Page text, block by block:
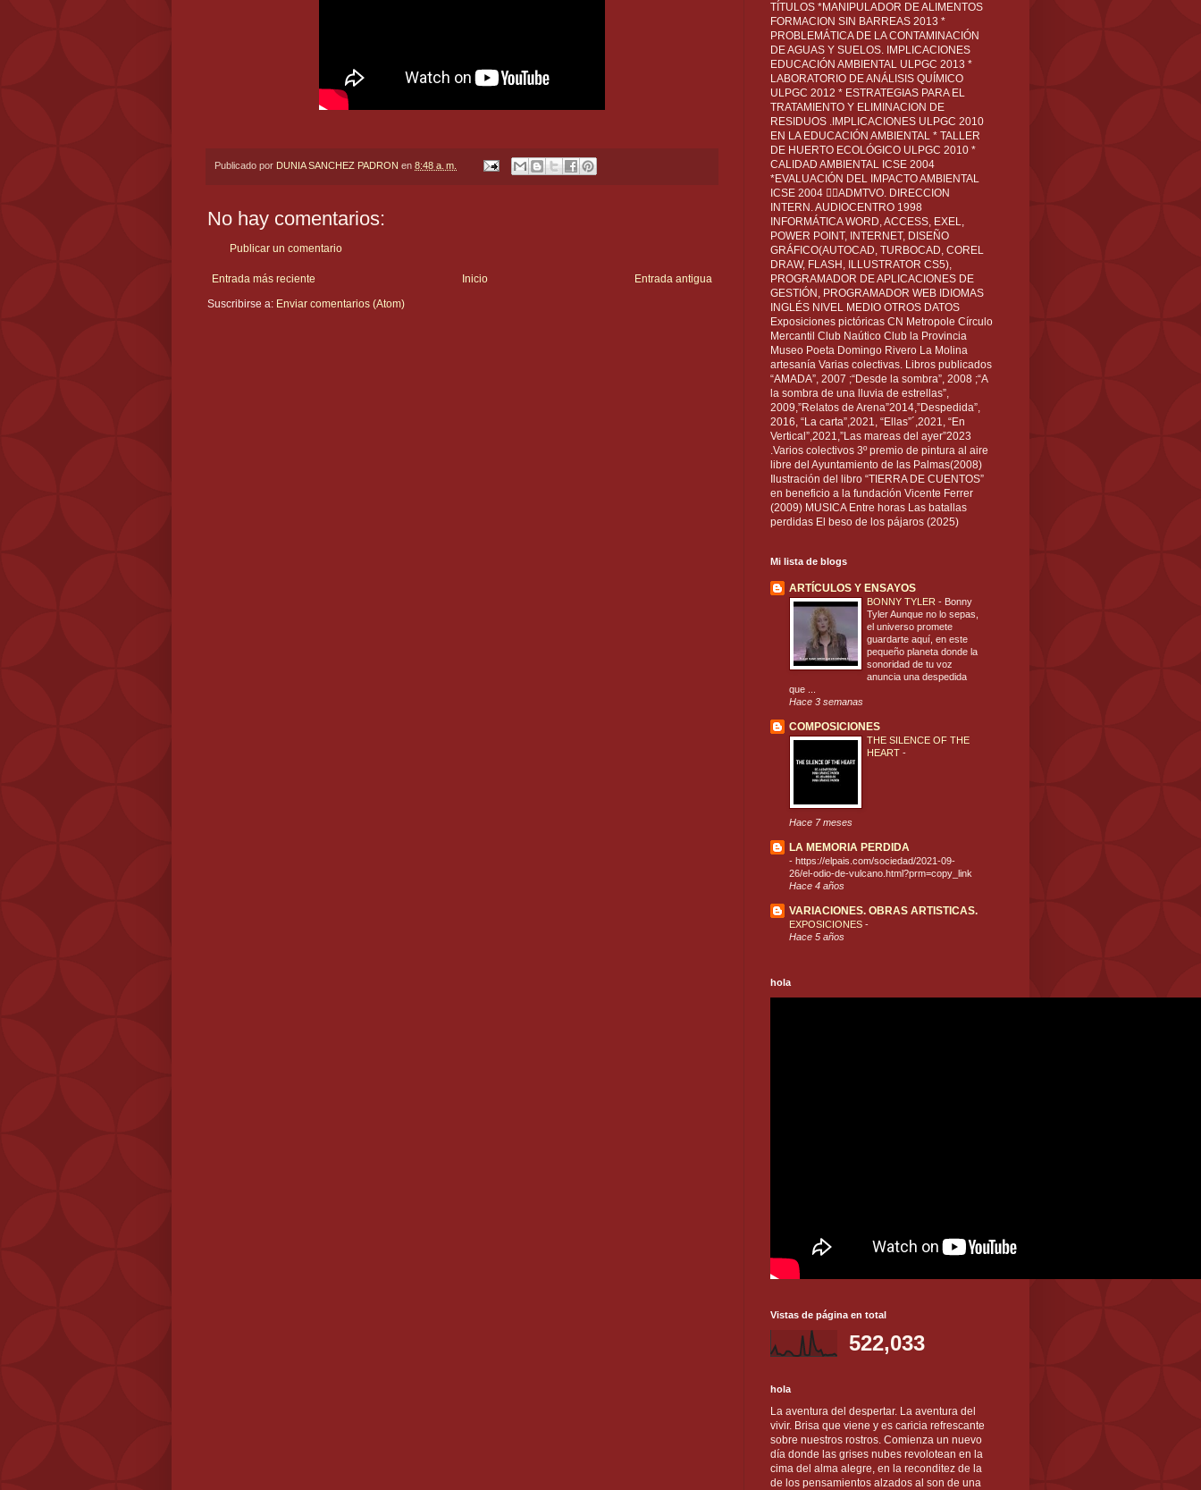
Publicado por DUNIA SANCHEZ PADRON en 8:48 a. m.
No hay comentarios:
Publicar un comentario
Entrada más reciente Entrada antigua
Inicio
Suscribirse a: Enviar comentarios (Atom)
TÍTULOS *MANIPULADOR DE ALIMENTOS
FORMACION SIN BARREAS 2013 *
PROBLEMÁTICA DE LA CONTAMINACIÓN
DE AGUAS Y SUELOS. IMPLICACIONES
EDUCACIÓN AMBIENTAL ULPGC 2013 *
LABORATORIO DE ANÁLISIS QUÍMICO
ULPGC 2012 * ESTRATEGIAS PARA EL
TRATAMIENTO Y ELIMINACION DE
RESIDUOS .IMPLICACIONES ULPGC 2010
EN LA EDUCACIÓN AMBIENTAL * TALLER
DE HUERTO ECOLÓGICO ULPGC 2010 *
CALIDAD AMBIENTAL ICSE 2004
*EVALUACIÓN DEL IMPACTO AMBIENTAL
ICSE 2004 ADMTVO. DIRECCION
INTERN. AUDIOCENTRO 1998
INFORMÁTICA WORD, ACCESS, EXEL,
POWER POINT, INTERNET, DISEÑO
GRÁFICO(AUTOCAD, TURBOCAD, COREL
DRAW, FLASH, ILLUSTRATOR CS5),
PROGRAMADOR DE APLICACIONES DE
GESTIÓN, PROGRAMADOR WEB IDIOMAS
INGLÉS NIVEL MEDIO OTROS DATOS
Exposiciones pictóricas CN Metropole Círculo
Mercantil Club Naútico Club la Provincia
Museo Poeta Domingo Rivero La Molina
artesanía Varias colectivas. Libros publicados
“AMADA”, 2007 ;“Desde la sombra”, 2008 ;“A
la sombra de una lluvia de estrellas”,
2009,”Relatos de Arena”2014,”Despedida”,
2016, “La carta”,2021, “Ellas”´,2021, “En
Vertical”,2021,”Las mareas del ayer”2023
.Varios colectivos 3º premio de pintura al aire
libre del Ayuntamiento de las Palmas(2008)
Ilustración del libro “TIERRA DE CUENTOS”
en beneficio a la fundación Vicente Ferrer
(2009) MUSICA Entre horas Las batallas
perdidas El beso de los pájaros (2025)
Mi lista de blogs
ARTÍCULOS Y ENSAYOS
BONNY TYLER - Bonny
Tyler Aunque no lo sepas,
el universo promete
guardarte aquí, en este
pequeño planeta donde la
sonoridad de tu voz
anuncia una despedida
que ...
Hace 3 semanas
COMPOSICIONES
THE SILENCE OF THE
HEART -
Hace 7 meses
LA MEMORIA PERDIDA
- https://elpais.com/sociedad/2021-09-
26/el-odio-de-vulcano.html?prm=copy_link
Hace 4 años
VARIACIONES. OBRAS ARTISTICAS.
EXPOSICIONES -
Hace 5 años
hola
Vistas de página en total
522,033
hola
La aventura del despertar. La aventura del
vivir. Brisa que viene y es caricia refrescante
sobre nuestros rostros. Comienza un nuevo
día donde las grises nubes revolotean en la
cima del alma alegre, en la reconditez de la
de los pensamientos alzados al son de una